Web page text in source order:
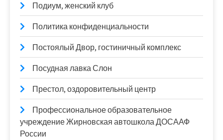
Подиум, женский клуб
Политика конфиденциальности
Постоялый Двор, гостиничный комплекс
Посудная лавка Слон
Престол, оздоровительный центр
Профессиональное образовательное
учреждение Жирновская автошкола ДОСААФ
России